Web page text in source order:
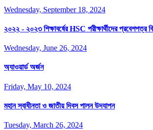
Wednesday, September 18, 2024
২০২২ - ২০২৩ শিক্ষাবর্ষের HSC পরীক্ষার্থীদের প্রবেশপত্র
Wednesday, June 26, 2024
অ্যাওয়ার্ড অর্জন
Friday, May 10, 2024
মহান স্বাধীনতা ও জাতীয় দিবস পালন উদযাপন
Tuesday, March 26, 2024